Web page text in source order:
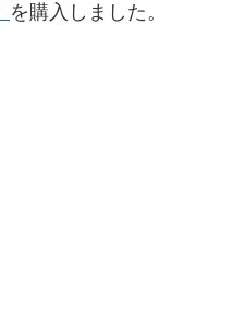
を購入しました。